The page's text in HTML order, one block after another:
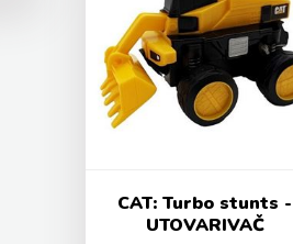
CAT: Turbo stunts -
UTOVARIVAČ